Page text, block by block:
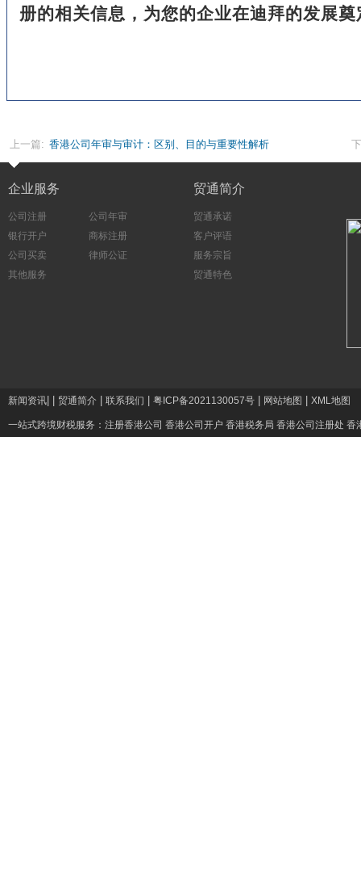
册的相关信息，为您的企业在迪拜的发展
上一篇: 香港公司年审与审计：区别、目的与重要性解析
企业服务
公司注册
公司年审
银行开户
商标注册
公司买卖
律师公证
其他服务
贸通简介
贸通承诺
客户评语
服务宗旨
贸通特色
新闻资讯 贸通简介 联系我们 粤ICP备2021130057号 网站地图 XML地图
一站式跨境财税服务： 注册香港公司 香港公司开户 香港税务局 香港公司注册处 香